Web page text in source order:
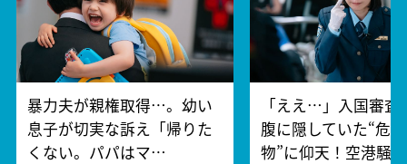
暴力夫が親権取得…。幼い
息子が切実な訴え「帰りた
くない。パパはマ…
「ええ…」入国審査
腹に隠していた“危
物”に仰天！空港騒